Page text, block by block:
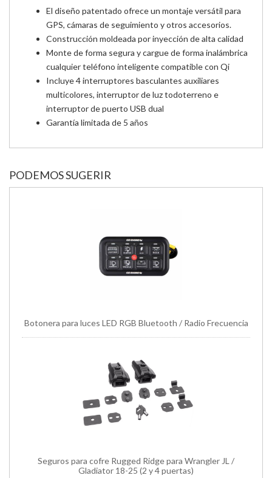
El diseño patentado ofrece un montaje versátil para
GPS, cámaras de seguimiento y otros accesorios.
Construcción moldeada por inyección de alta calidad
Monte de forma segura y cargue de forma inalámbrica
cualquier teléfono inteligente compatible con Qi
Incluye 4 interruptores basculantes auxiliares
multicolores, interruptor de luz todoterreno e
interruptor de puerto USB dual
Garantía limitada de 5 años
PODEMOS SUGERIR
Botonera para luces LED RGB Bluetooth / Radio Frecuencia
Seguros para cofre Rugged Ridge para Wrangler JL /
Gladiator 18-25 (2 y 4 puertas)